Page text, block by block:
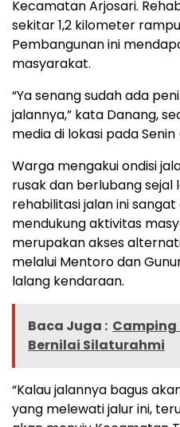
Kecamatan Arjosari.
sekitar 1,2 kilometer
Pembangunan ini
masyarakat.
“Ya senang sudah ada
jalannya,” kata Danang,
media di lokasi pada Senin
Warga mengakui ondisi
rusak dan berlubang sejal
rehabilitasi jalan ini
mendukung aktivitas
merupakan akses
melalui Mentoro dan
lalang kendaraan.
Baca Juga : Camping
Bernilai Silaturahmi
“Kalau jalannya bagus
yang melewati jalur ini,